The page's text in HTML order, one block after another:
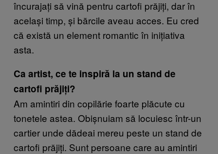
încurajați să vină pentru cartofi prăjiți, dar în
același timp, și bărcile aveau acces. Eu cred
că există un element romantic în inițiativa
asta.
Ca artist, ce te inspiră la un stand de
cartofi prăjiți?
Am amintiri din copilărie foarte plăcute cu
tonetele astea. Obișnuiam să locuiesc într-un
cartier unde dădeai mereu peste un stand de
cartofi prăjiți. Sunt persoane care au amintiri